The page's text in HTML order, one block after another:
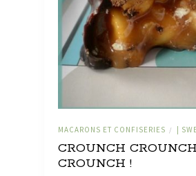
MACARONS ET CONFISERIES / |
CROUNCH CROUNCH
CROUNCH !